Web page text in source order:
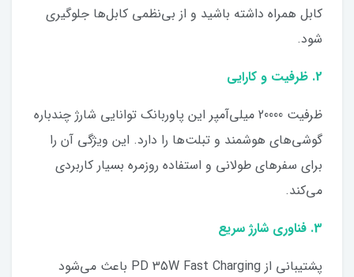
کابل همراه داشته باشید و از بی‌نظمی کابل‌ها جلوگیری
شود.
2. ظرفیت و کارایی
ظرفیت 20000 میلی‌آمپر این پاوربانک توانایی شارژ چندباره
گوشی‌های هوشمند و تبلت‌ها را دارد. این ویژگی آن را
برای سفرهای طولانی و استفاده روزمره بسیار کاربردی
می‌کند.
3. فناوری شارژ سریع
پشتیبانی از PD 35W Fast Charging باعث می‌شود